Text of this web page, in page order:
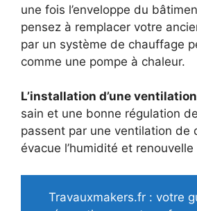
une fois l’enveloppe du
pensez à remplacer votre
par un système de chauffage
comme une pompe à chaleur.
L’installation d’une
sain et une bonne régulation
passent par une ventilation de
évacue l’humidité et renouvelle
Travauxmakers.fr : votre